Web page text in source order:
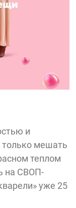
и
мешать
теплом
на СВОП-
уже 25